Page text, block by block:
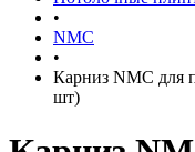
•
NMC
•
Карниз NMC для
шт)